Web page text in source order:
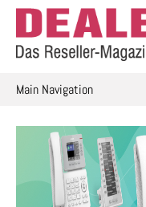
Skip
content
Main Navigation